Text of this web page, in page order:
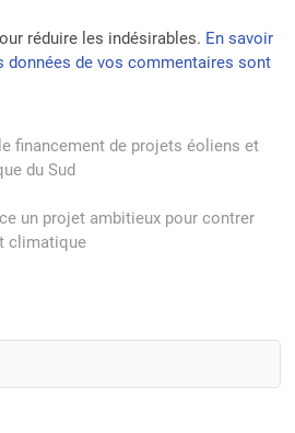
réduire les indésirables. En savoir
données de vos commentaires sont
financement de projets éoliens et
du Sud
un projet ambitieux pour contrer
climatique